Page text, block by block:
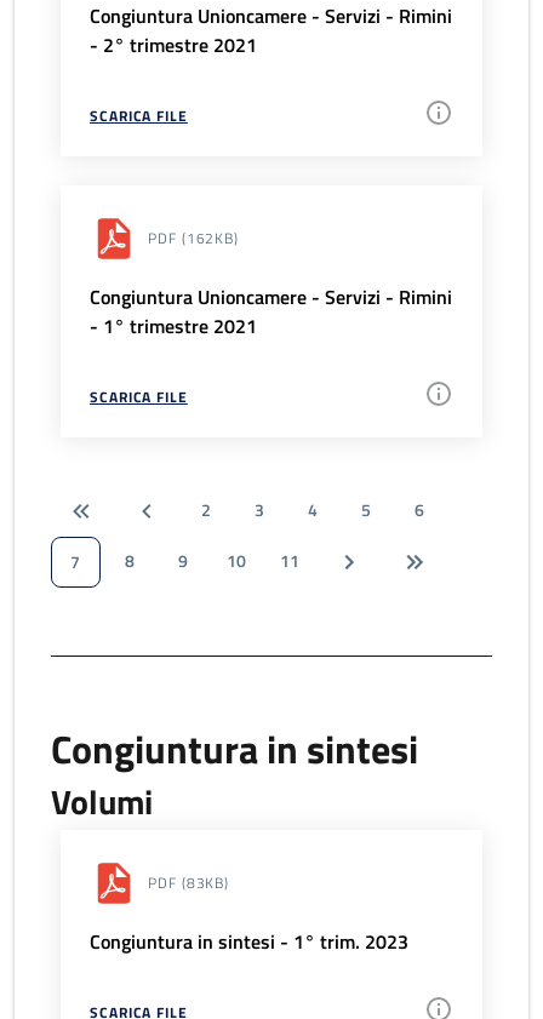
Congiuntura Unioncamere - Servizi - Rimini
- 2° trimestre 2021
SCARICA FILE
PDF (162KB)
Congiuntura Unioncamere - Servizi - Rimini
- 1° trimestre 2021
SCARICA FILE
2 3 4 5
6
7
8 9 10 11
Congiuntura in sintesi
Volumi
PDF (83KB)
Congiuntura in sintesi - 1° trim. 2023
SCARICA FILE